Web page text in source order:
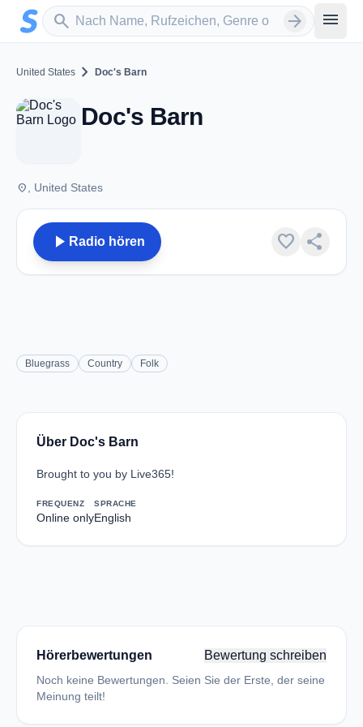
Zum Hauptinhalt springen
search
Sender suchen arrow_forward menu
United States chevron_right Doc's Barn
Doc's Barn
place , United States
play_arrow Radio hören favorite share
Bluegrass Country Folk
Über Doc's Barn
Brought to you by Live365!
FREQUENZ
Online only
SPRACHE
English
Hörerbewertungen Bewertung schreiben
Noch keine Bewertungen. Seien Sie der Erste, der seine
Meinung teilt!